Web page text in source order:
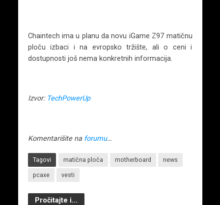
Chaintech ima u planu da novu iGame Z97 matičnu
ploču izbaci i na evropsko tržište, ali o ceni i
dostupnosti još nema konkretnih informacija.
Izvor: TechPowerUp
Komentarišite na forumu…
Tagovi matična ploča motherboard news
pcaxe vesti
Pročitajte i...